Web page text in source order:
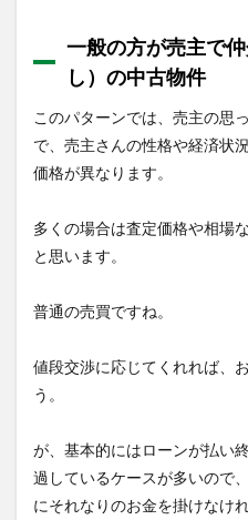
一般の方が売主で
し）の中古物件
このパターンでは、売主の思
で、売主さんの性格や経済状
価格が異なります。
多くの場合は査定価格や相場
と思います。
普通の売買ですね。
値段交渉に応じてくれれば、
う。
が、基本的にはローンが払い
過しているケースが多いので
にそれなりのお金を掛けなけ